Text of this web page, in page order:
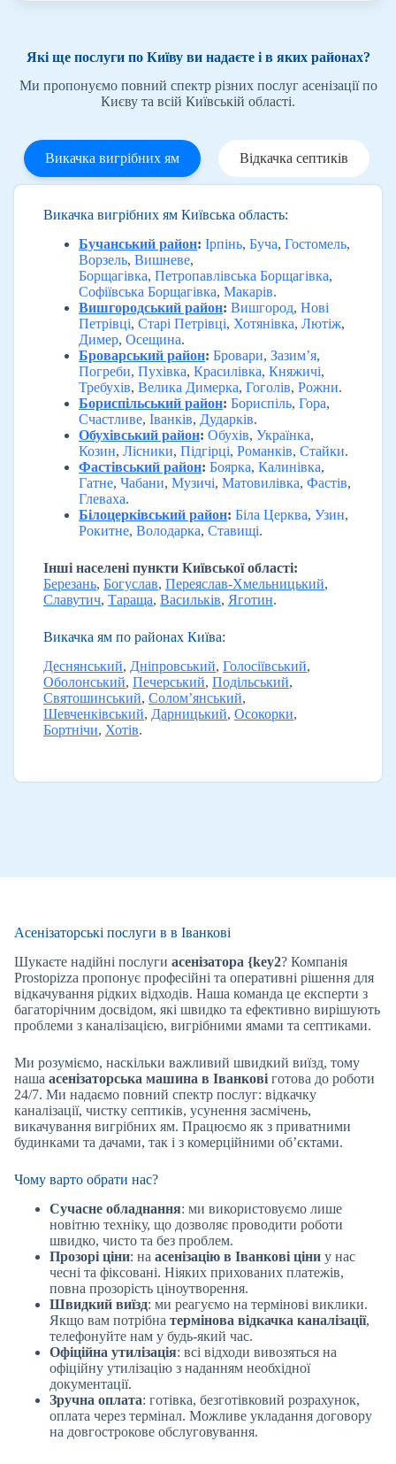
Які ще послуги по Київу ви надаєте і в яких районах?
Ми пропонуємо повний спектр різних послуг асенізації по
Києву та всій Київській області.
Викачка вигрібних ям Відкачка септиків
Викачка вигрібних ям Київська область:
Бучанський район: Ірпінь, Буча, Гостомель,
Ворзель, Вишневе,
Борщагівка, Петропавлівська Борщагівка,
Софіївська Борщагівка, Макарів.
Вишгородський район: Вишгород, Нові
Петрівці, Старі Петрівці, Хотянівка, Лютіж,
Димер, Осещина.
Броварський район: Бровари, Зазим’я,
Погреби, Пухівка, Красилівка, Княжичі,
Требухів, Велика Димерка, Гоголів, Рожни.
Бориспільський район: Бориспіль, Гора,
Счастливе, Іванків, Дударків.
Обухівський район: Обухів, Українка,
Козин, Лісники, Підгірці, Романків, Стайки.
Фастівський район: Боярка, Калинівка,
Гатне, Чабани, Музичі, Матовилівка, Фастів,
Глеваха.
Білоцерківський район: Біла Церква, Узин,
Рокитне, Володарка, Ставищі.
Інші населені пункти Київської області:
Березань, Богуслав, Переяслав-Хмельницький,
Славутич, Тараща, Васильків, Яготин.
Викачка ям по районах Київа:
Деснянський, Дніпровський, Голосіївський,
Оболонський, Печерський, Подільський,
Святошинський, Солом’янський,
Шевченківський, Дарницький, Осокорки,
Бортнічи, Хотів.
Асенізаторські послуги в в Іванкові
Шукаєте надійні послуги асенізатора {key2? Компанія
Prostopizza пропонує професійні та оперативні рішення для
відкачування рідких відходів. Наша команда це експерти з
багаторічним досвідом, які швидко та ефективно вирішують
проблеми з каналізацією, вигрібними ямами та септиками.
Ми розуміємо, наскільки важливий швидкий виїзд, тому
наша асенізаторська машина в Іванкові готова до роботи
24/7. Ми надаємо повний спектр послуг: відкачку
каналізації, чистку септиків, усунення засмічень,
викачування вигрібних ям. Працюємо як з приватними
будинками та дачами, так і з комерційними об’єктами.
Чому варто обрати нас?
Сучасне обладнання: ми використовуємо лише
новітню техніку, що дозволяє проводити роботи
швидко, чисто та без проблем.
Прозорі ціни: на асенізацію в Іванкові ціни у нас
чесні та фіксовані. Ніяких прихованих платежів,
повна прозорість ціноутворення.
Швидкий виїзд: ми реагуємо на термінові виклики.
Якщо вам потрібна термінова відкачка каналізації,
телефонуйте нам у будь-який час.
Офіційна утилізація: всі відходи вивозяться на
офіційну утилізацію з наданням необхідної
документації.
Зручна оплата: готівка, безготівковий розрахунок,
оплата через термінал. Можливе укладання договору
на довгострокове обслуговування.